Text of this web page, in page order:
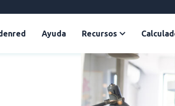
Ayuda Recursos